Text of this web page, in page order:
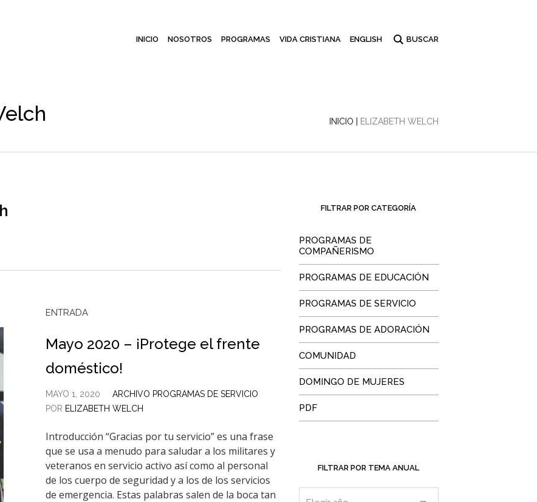
INICIO NOSOTROS PROGRAMAS VIDA CRISTIANA ENGLISH
INICIO ELIZABETH WELCH
ENTRADA
Mayo 2020 – ¡Protege el frente
doméstico!
MAYO 1, 2020
ARCHIVO PROGRAMAS DE SERVICIO
POR ELIZABETH WELCH
Introducción “Gracias por tu servicio” es una frase
que se usa a menudo para saludar a los militares y
veteranos en servicio activo así como al personal
de los cuerpo de seguridad y a los de los servicios
de emergencia. Estas palabras salen de la boca tan
FILTRAR POR CATEGORÍA
PROGRAMAS DE
COMPAÑERISMO
PROGRAMAS DE EDUCACIÓN
PROGRAMAS DE SERVICIO
PROGRAMAS DE ADORACIÓN
COMUNIDAD
DOMINGO DE MUJERES
PDF
FILTRAR POR TEMA ANUAL